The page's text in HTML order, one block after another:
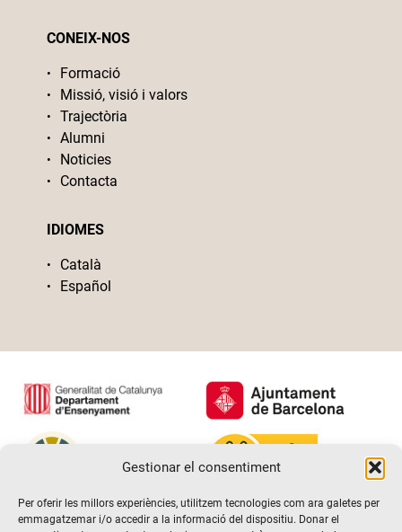
Gestionar el consentiment
Per oferir les millors experiències, utilitzem tecnologies com ara galetes per
emmagatzemar i/o accedir a la informació del dispositiu. Donar el
CONEIX-NOS
Formació
Missió, visió i valors
Trajectòria
Alumni
Noticies
Contacta
IDIOMES
Català
Español